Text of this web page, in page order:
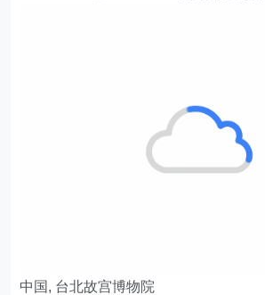
中国, 台北故宫博物院